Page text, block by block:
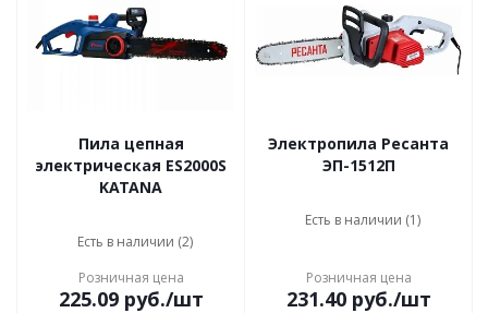
Пила цепная
электрическая ES2000S
KATANA
Есть в наличии (2)
Розничная цена
225.09руб./шт
Электропила Ресанта
ЭП-1512П
Есть в наличии (1)
Розничная цена
231.40руб./шт